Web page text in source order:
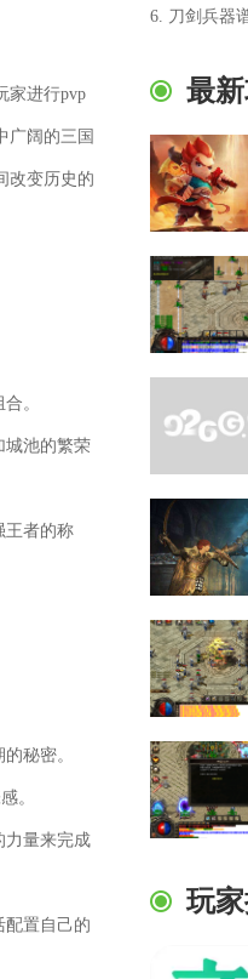
家进行pvp
广阔的三国
改变历史的
。
城池的繁荣
王者的称
秘密。
。
力量来完成
配置自己的
6. 刀剑兵器
最
玩